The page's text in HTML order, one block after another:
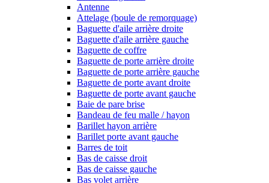
Antenne
Attelage (boule de remorquage)
Baguette d'aile arrière droite
Baguette d'aile arrière gauche
Baguette de coffre
Baguette de porte arrière droite
Baguette de porte arrière gauche
Baguette de porte avant droite
Baguette de porte avant gauche
Baie de pare brise
Bandeau de feu malle / hayon
Barillet hayon arrière
Barillet porte avant gauche
Barres de toit
Bas de caisse droit
Bas de caisse gauche
Bas volet arrière